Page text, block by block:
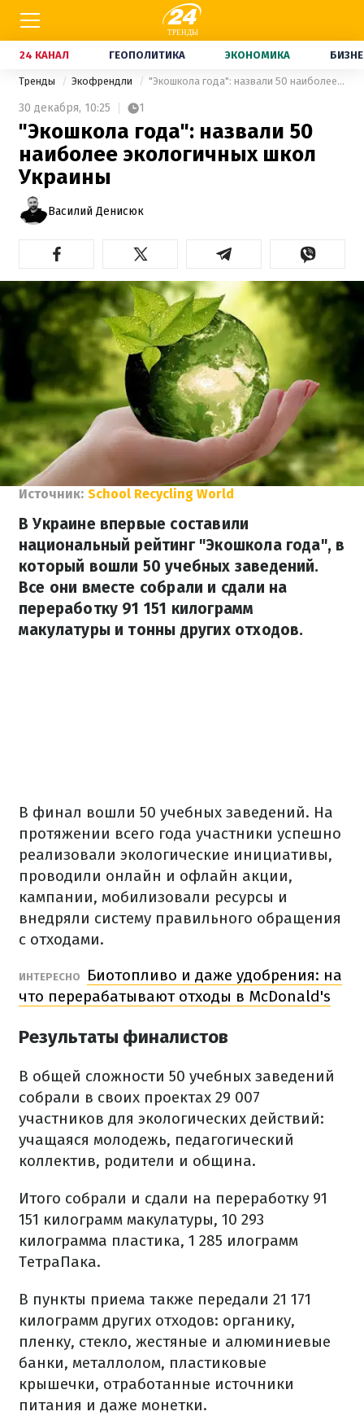
24 КАНАЛ ГЕОПОЛИТИКА ЭКОНОМИКА
Тренды Экофрендли "Экошкола года": назвали 50 наиболее экологичных школ Украины
30 декабря, 10:25 1
"Экошкола года": назвали 50
наиболее экологичных школ
Украины
Василий Денисюк
Источник: School Recycling World
В Украине впервые составили
национальный рейтинг "Экошкола года", в
который вошли 50 учебных заведений.
Все они вместе собрали и сдали на
переработку 91 151 килограмм
макулатуры и тонны других отходов.
В финал вошли 50 учебных заведений. На
протяжении всего года участники успешно
реализовали экологические инициативы,
проводили онлайн и офлайн акции,
кампании, мобилизовали ресурсы и
внедряли систему правильного обращения
с отходами.
ИНТЕРЕСНО
Биотопливо и даже удобрения: на
что перерабатывают отходы в McDonald's
Результаты финалистов
В общей сложности 50 учебных заведений
собрали в своих проектах 29 007
участников для экологических действий:
учащаяся молодежь, педагогический
коллектив, родители и община.
Итого собрали и сдали на переработку 91
151 килограмм макулатуры, 10 293
килограмма пластика, 1 285 илограмм
ТетраПака.
В пункты приема также передали 21 171
килограмм других отходов: органику,
пленку, стекло, жестяные и алюминиевые
банки, металлолом, пластиковые
крышечки, отработанные источники
питания и даже монетки.